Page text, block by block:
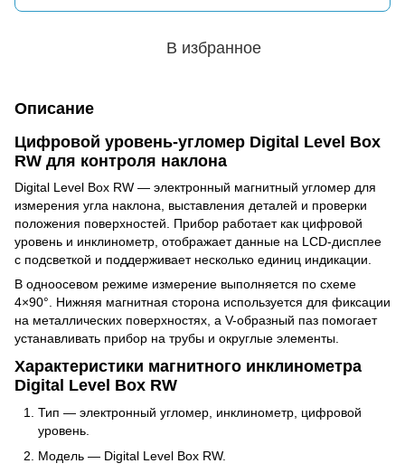
В избранное
Описание
Цифровой уровень-угломер Digital Level Box
RW для контроля наклона
Digital Level Box RW — электронный магнитный угломер для
измерения угла наклона, выставления деталей и проверки
положения поверхностей. Прибор работает как цифровой
уровень и инклинометр, отображает данные на LCD-дисплее
с подсветкой и поддерживает несколько единиц индикации.
В одноосевом режиме измерение выполняется по схеме
4×90°. Нижняя магнитная сторона используется для фиксации
на металлических поверхностях, а V-образный паз помогает
устанавливать прибор на трубы и округлые элементы.
Характеристики магнитного инклинометра
Digital Level Box RW
Тип — электронный угломер, инклинометр, цифровой
уровень.
Модель — Digital Level Box RW.